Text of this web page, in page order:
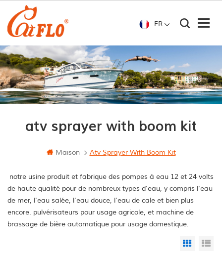
FR
atv sprayer with boom kit
Maison Atv Sprayer With Boom Kit
notre usine produit et fabrique des pompes à eau 12 et 24 volts
de haute qualité pour de nombreux types d'eau, y compris l'eau
de mer, l'eau salée, l'eau douce, l'eau de cale et bien plus
encore. pulvérisateurs pour usage agricole, et machine de
brassage de bière automatique pour usage domestique.
Grid